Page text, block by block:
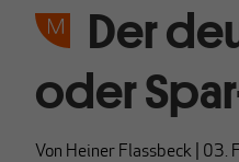
Der
oder
Von Heiner Flassbeck 03.